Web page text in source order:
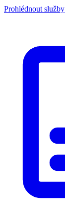
Prohlédnout služby